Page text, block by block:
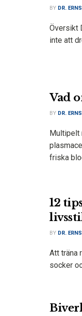
BY DR.
Översikt
inte att
Vad
BY DR.
Multipelt
friska
12
BY DR.
Att träna
socker